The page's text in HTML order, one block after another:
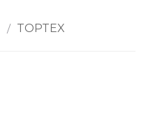
/ TOPTEX